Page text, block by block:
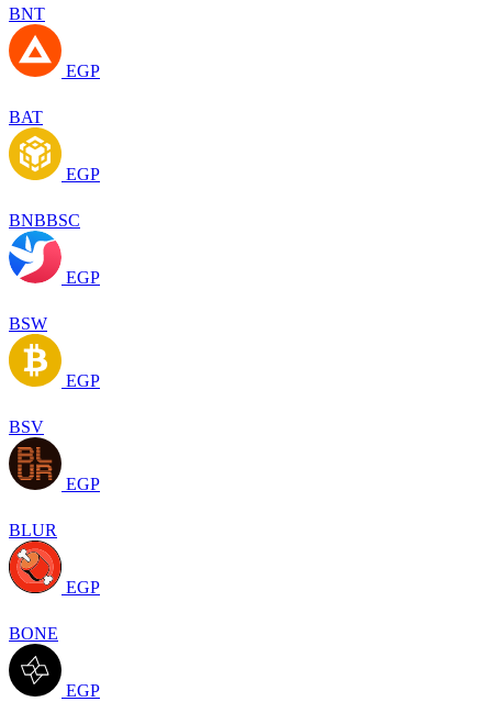
BNT
EGP
BAT
EGP
BNBBSC
EGP
BSW
EGP
BSV
EGP
BLUR
EGP
BONE
EGP